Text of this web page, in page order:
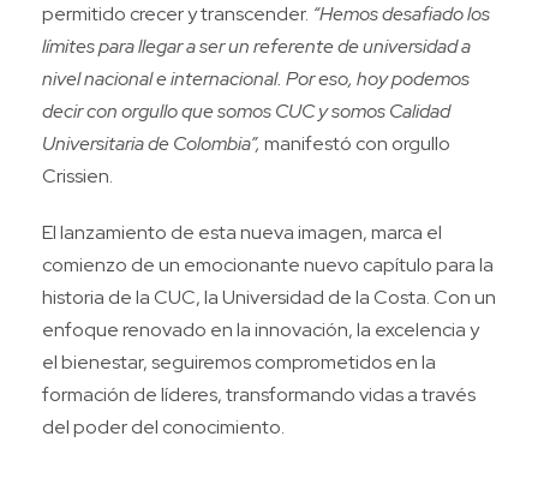
permitido crecer y transcender. “Hemos desafiado los
límites para llegar a ser un referente de universidad a
nivel nacional e internacional. Por eso, hoy podemos
decir con orgullo que somos CUC y somos Calidad
Universitaria de Colombia”, manifestó con orgullo
Crissien.
El lanzamiento de esta nueva imagen, marca el
comienzo de un emocionante nuevo capítulo para la
historia de la CUC, la Universidad de la Costa. Con un
enfoque renovado en la innovación, la excelencia y
el bienestar, seguiremos comprometidos en la
formación de líderes, transformando vidas a través
del poder del conocimiento.